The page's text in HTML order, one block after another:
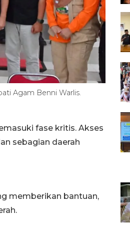
Agam Benni Warlis.
fase kritis. Akses
sebagian daerah
memberikan bantuan,